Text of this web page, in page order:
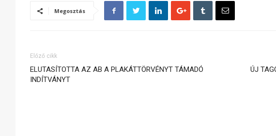
Megosztás
Előző cikk
ELUTASÍTOTTA AZ AB A PLAKÁTTÖRVÉNYT TÁMADÓ
INDÍTVÁNYT
ÚJ